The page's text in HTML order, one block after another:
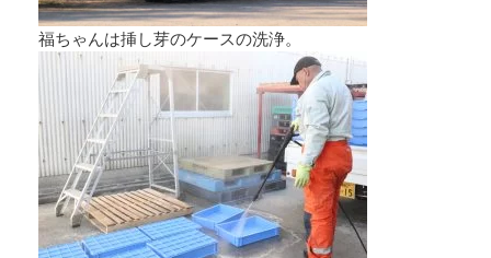
福ちゃんは挿し芽のケースの洗浄。